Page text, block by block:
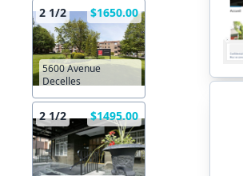
2 1/2 $1650.00
5600 Avenue
Decelles
2 1/2 $1495.00